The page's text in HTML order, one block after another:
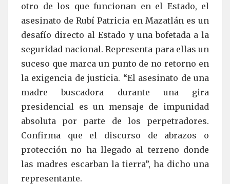
otro de los que funcionan en el Estado, el
asesinato de Rubí Patricia en Mazatlán es un
desafío directo al Estado y una bofetada a la
seguridad nacional. Representa para ellas un
suceso que marca un punto de no retorno en
la exigencia de justicia. “El asesinato de una
madre buscadora durante una gira
presidencial es un mensaje de impunidad
absoluta por parte de los perpetradores.
Confirma que el discurso de abrazos o
protección no ha llegado al terreno donde
las madres escarban la tierra”, ha dicho una
representante.